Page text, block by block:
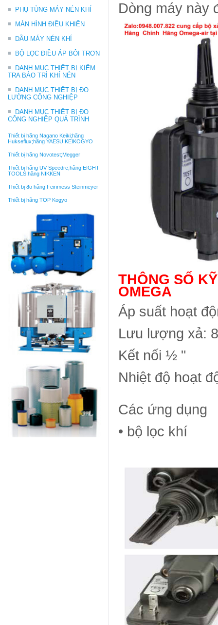
PHỤ TÙNG MÁY NÉN KHÍ
MÀN HÌNH ĐIỀU KHIỂN
DẦU MÁY NÉN KHÍ
BỘ LỌC ĐIỀU ÁP BÔI TRƠN
DANH MỤC THIẾT BỊ KIỂM
TRA BẢO TRÌ KHÍ NÉN
DANH MỤC THIẾT BỊ ĐO
LƯỜNG CÔNG NGHIỆP
DANH MỤC THIẾT BỊ ĐO
CÔNG NGHIỆP QUÁ TRÌNH
Thiết bị hãng Nagano Keiki;hãng
Hukseflux;hãng YAESU KEIKOGYO
Thiết bị hãng Novotest;Megger
Thiết bị hãng UV Speedre;hãng EIGHT
TOOLS;hãng NIKKEN
Thiết bị đo hãng Feinmess Steinmeyer
Thiết bị hãng TOP Kogyo
Dòng máy này
THÔNG SỐ
OMEGA
Áp suất hoạt
Lưu lượng xả:
Kết nối ½ "
Nhiệt độ hoạt
Các ứng dụng
• bộ lọc khí